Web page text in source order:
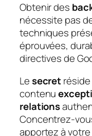
Obtenir des
nécessite pas
techniques
éprouvées,
directives de
Lesecret
contenu
relations
Concentrez-
apportez à